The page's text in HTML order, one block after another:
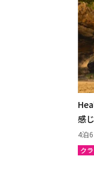
感
4泊
ク